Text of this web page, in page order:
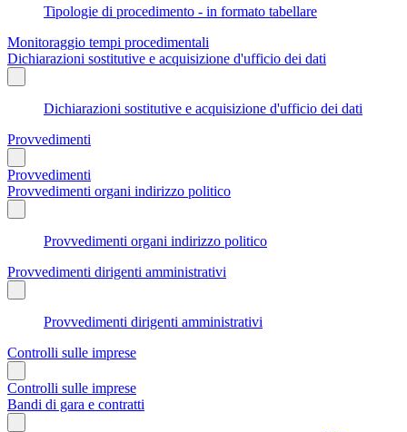
Tipologie di procedimento - in formato tabellare
Monitoraggio tempi procedimentali
Dichiarazioni sostitutive e acquisizione d'ufficio dei dati
Dichiarazioni sostitutive e acquisizione d'ufficio dei dati
Provvedimenti
Provvedimenti
Provvedimenti organi indirizzo politico
Provvedimenti organi indirizzo politico
Provvedimenti dirigenti amministrativi
Provvedimenti dirigenti amministrativi
Controlli sulle imprese
Controlli sulle imprese
Bandi di gara e contratti